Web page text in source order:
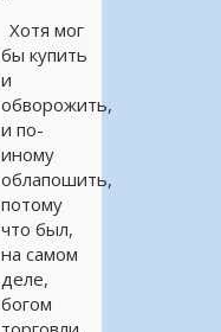
Хотя мог
бы купить
и
обворожить,
и по-
иному
облапошить,
потому
что был,
на самом
деле,
богом